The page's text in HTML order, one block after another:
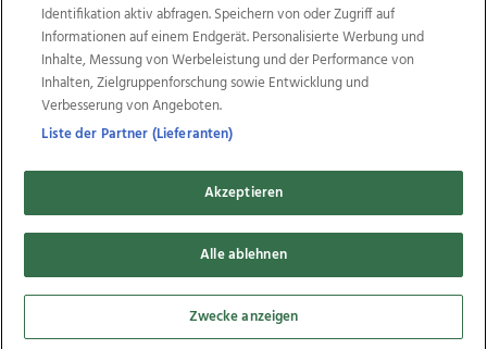
TV1 di-mog-i.at OÖNow
Ischler Woche
Life Radio
OÖNachrichten
OÖN Immobilien
OÖN Karriere
OÖN Reise
Promenaden Galerien
Regionaljobs
wasistlos.at
Copyrights © 2026 Tips Zeitungs GmbH & Co KG
developed by11x11.net
Cookie Einstellungen bearbeiten
Identifikation aktiv abfragen. Speichern von oder Zugriff auf
Informationen auf einem Endgerät. Personalisierte Werbung und
Inhalte, Messung von Werbeleistung und der Performance von
Inhalten, Zielgruppenforschung sowie Entwicklung und
Verbesserung von Angeboten.
Liste der Partner (Lieferanten)
Akzeptieren
Alle ablehnen
Zwecke anzeigen